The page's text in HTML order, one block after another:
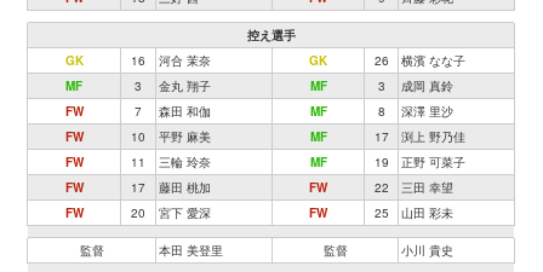
控え選手
GK
16 河合 茉奈 GK 26
横濱 なな子
MF
3 金丸 翔子 MF 3
成岡 真鈴
FW
7 森田 和伽 MF 8
深澤 里沙
FW
10 平野 麻美 MF 17
渕上 野乃佳
FW
11 三輪 玲奈 MF 19
正野 可菜子
FW
17 藤田 桃加 FW 22
三田 幸望
FW
20 宮下 愛深 FW 25 山田 彩未
監督 本田 美登里 監督 小川 貴史